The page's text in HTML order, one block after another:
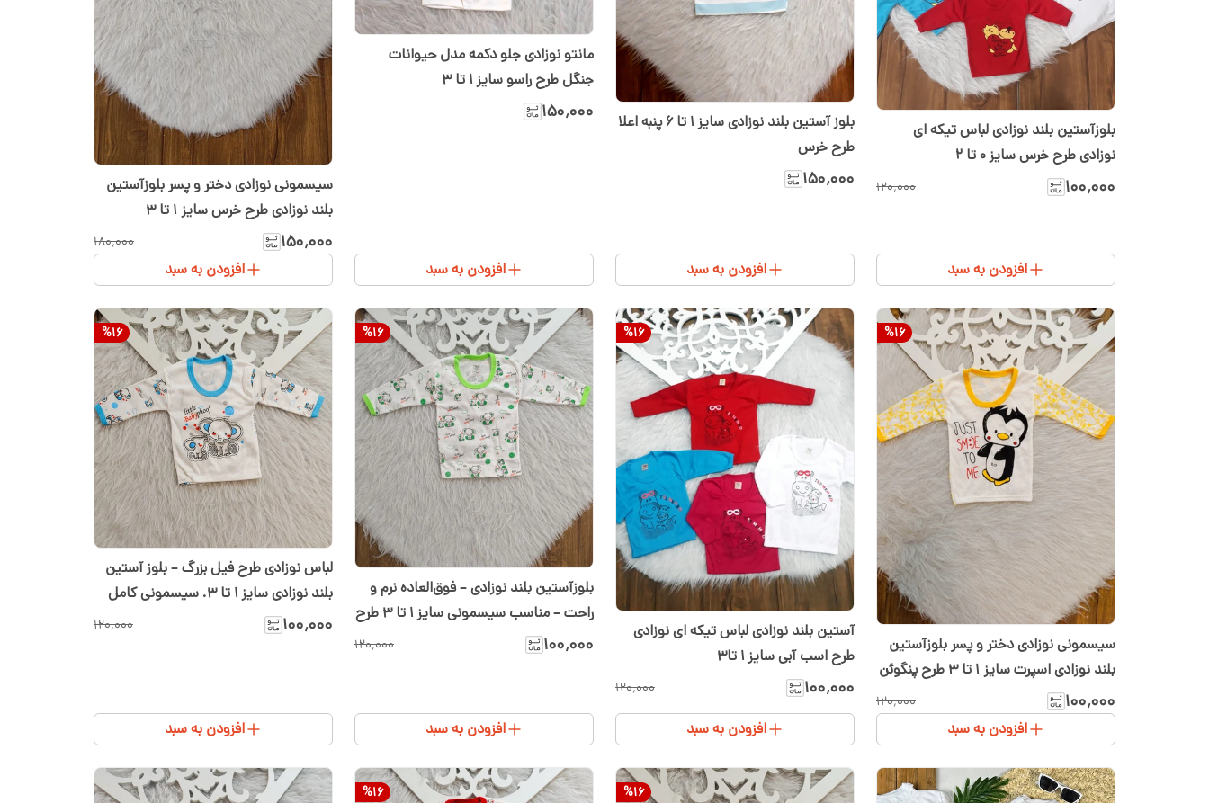
بلوزآستین بلند نوزادی لباس تیکه ای
نوزادی طرح خرس سایز ۰ تا ۲
۱۰۰٬۰۰۰ ۱۲۰٬۰۰۰
افزودن به سبد
بلوز آستین بلند نوزادی سایز ۱ تا ۶ پنبه اعلا
طرح خرس
۱۵۰٬۰۰۰
افزودن به سبد
مانتو نوزادی جلو دکمه مدل حیوانات
جنگل طرح راسو سایز ۱ تا ۳
۱۵۰٬۰۰۰
افزودن به سبد
سیسمونی نوزادی دختر و پسر بلوزآستین
بلند نوزادی طرح خرس سایز 1 تا 3
۱۵۰٬۰۰۰ ۱۸۰٬۰۰۰
افزودن به سبد
%16
سیسمونی نوزادی دختر و پسر بلوزآستین
بلند نوزادی اسپرت سایز 1 تا 3 طرح پنگوئن
۱۰۰٬۰۰۰ ۱۲۰٬۰۰۰
افزودن به سبد
%16
آستین بلند نوزادی لباس تیکه ای نوزادی
طرح اسب آبی سایز ۱ تا۳
۱۰۰٬۰۰۰ ۱۲۰٬۰۰۰
افزودن به سبد
%16
بلوزآستین بلند نوزادی – فوق‌العاده نرم و
راحت – مناسب سیسمونی سایز ۱ تا ۳ طرح
فیل
۱۰۰٬۰۰۰ ۱۲۰٬۰۰۰
افزودن به سبد
%16
لباس نوزادی طرح فیل بزرگ – بلوز آستین
بلند نوزادی سایز ۱ تا ۳. سیسمونی کامل
پسرانه
۱۰۰٬۰۰۰ ۱۲۰٬۰۰۰
افزودن به سبد
%16
%16